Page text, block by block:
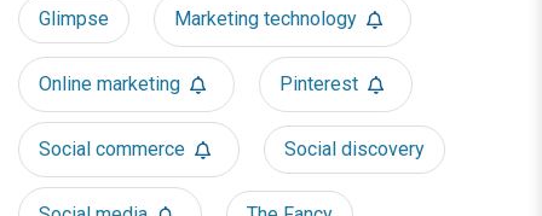
Glimpse Marketing technology
Online marketing Pinterest
Social commerce Social discovery